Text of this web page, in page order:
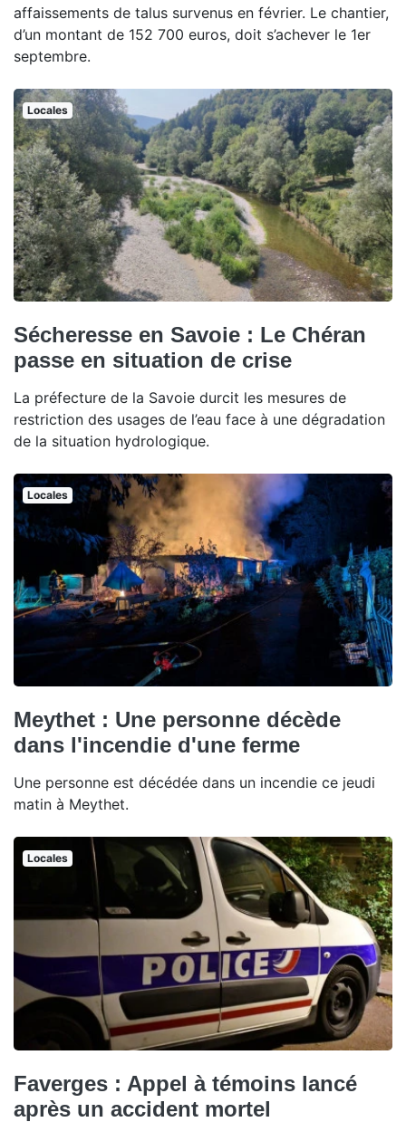
affaissements de talus survenus en février. Le chantier,
d’un montant de 152 700 euros, doit s’achever le 1er
septembre.
Locales
Sécheresse en Savoie : Le Chéran
passe en situation de crise
La préfecture de la Savoie durcit les mesures de
restriction des usages de l’eau face à une dégradation
de la situation hydrologique.
Locales
Meythet : Une personne décède
dans l'incendie d'une ferme
Une personne est décédée dans un incendie ce jeudi
matin à Meythet.
Locales
Faverges : Appel à témoins lancé
après un accident mortel